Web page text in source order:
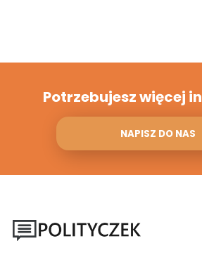
Potrzebujesz więcej
NAPISZ DO NAS